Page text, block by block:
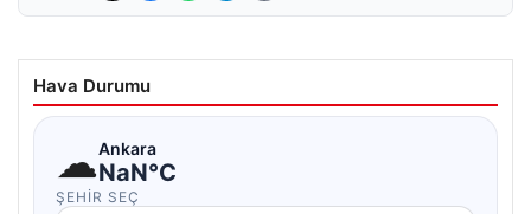
Hava Durumu
☁Ankara
NaN°C
ŞEHIR SEÇ